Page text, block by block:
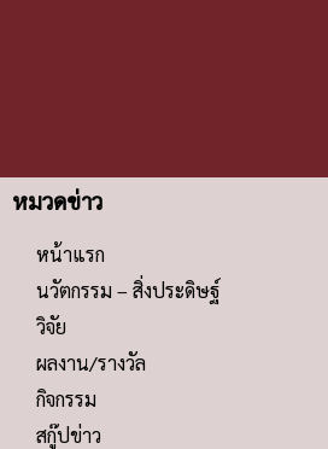
หมวดข่าว
หน้าแรก
นวัตกรรม – สิ่งประดิษฐ์
วิจัย
ผลงาน/รางวัล
กิจกรรม
สกู๊ปข่าว